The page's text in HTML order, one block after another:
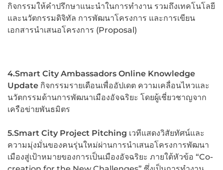
กิจกรรมให้คำปรึกษาแนะนำในการทำงาน รวมถึงเทคโนโลยี
และนวัตกรรมดิจิทัล การพัฒนาโครงการ และการเขียน
เอกสารนำเสนอโครงการ (Proposal)
4.Smart City Ambassadors Online Knowledge
Update กิจกรรมรายเดือนเพื่ออัปเดต ความเคลื่อนไหวและ
นวัตกรรมด้านการพัฒนาเมืองอัจฉริยะ โดยผู้เชี่ยวชาญจาก
เครือข่ายพันธมิตร
5.Smart City Project Pitching เวทีแสดงวิสัยทัศน์และ
ความมุ่งมั่นของคนรุ่นใหม่ผ่านการนำเสนอโครงการพัฒนา
เมืองสู่เป้าหมายของการเป็นเมืองอัจฉริยะ ภายใต้หัวข้อ “Co-